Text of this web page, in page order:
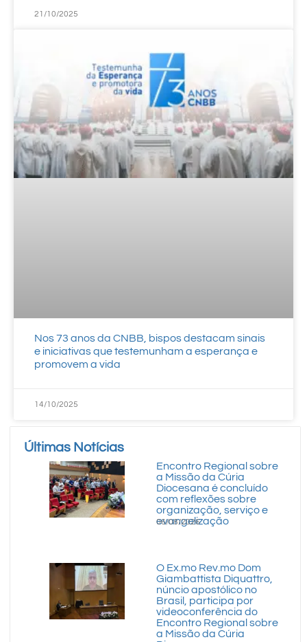
21/10/2025
Nos 73 anos da CNBB, bispos destacam sinais
e iniciativas que testemunham a esperança e
promovem a vida
14/10/2025
Últimas Notícias
Encontro Regional sobre
a Missão da Cúria
Diocesana é concluído
com reflexões sobre
organização, serviço e
evangelização
06/08/2026
O Ex.mo Rev.mo Dom
Giambattista Diquattro,
núncio apostólico no
Brasil, participa por
videoconferência do
Encontro Regional sobre
a Missão da Cúria